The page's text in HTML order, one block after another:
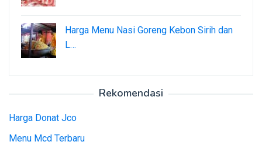
Harga Menu Nasi Goreng Kebon Sirih dan
L…
Rekomendasi
Harga Donat Jco
Menu Mcd Terbaru